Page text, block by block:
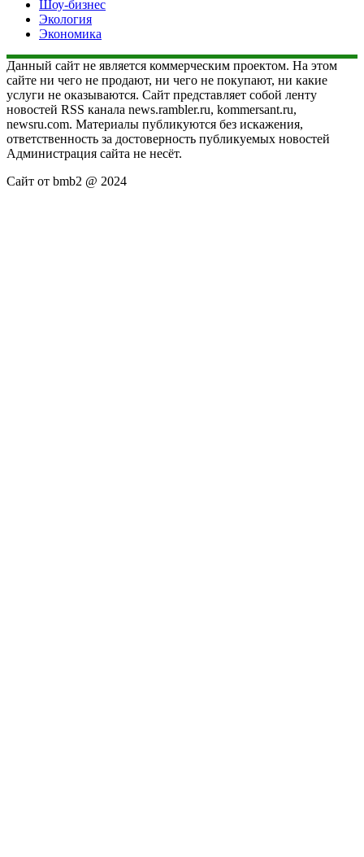
Шоу-бизнес
Экология
Экономика
Данный сайт не является коммерческим проектом. На этом
сайте ни чего не продают, ни чего не покупают, ни какие
услуги не оказываются. Сайт представляет собой ленту
новостей RSS канала news.rambler.ru, kommersant.ru,
newsru.com. Материалы публикуются без искажения,
ответственность за достоверность публикуемых новостей
Администрация сайта не несёт.
Сайт от bmb2 @ 2024